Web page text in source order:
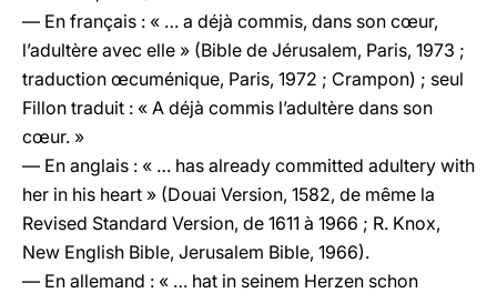
— En français : « … a déjà commis, dans son cœur,
l’adultère avec elle » (Bible de Jérusalem, Paris, 1973 ;
traduction œcuménique, Paris, 1972 ; Crampon) ; seul
Fillon traduit : « A déjà commis l’adultère dans son
cœur. »
— En anglais : « … has already committed adultery with
her in his heart » (Douai Version, 1582, de même la
Revised Standard Version, de 1611 à 1966 ; R. Knox,
New English Bible, Jerusalem Bible, 1966).
— En allemand : « … hat in seinem Herzen schon